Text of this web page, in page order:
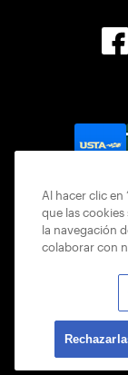
© 2026
Al hacer clic en
que las
la navegación
colaborar con